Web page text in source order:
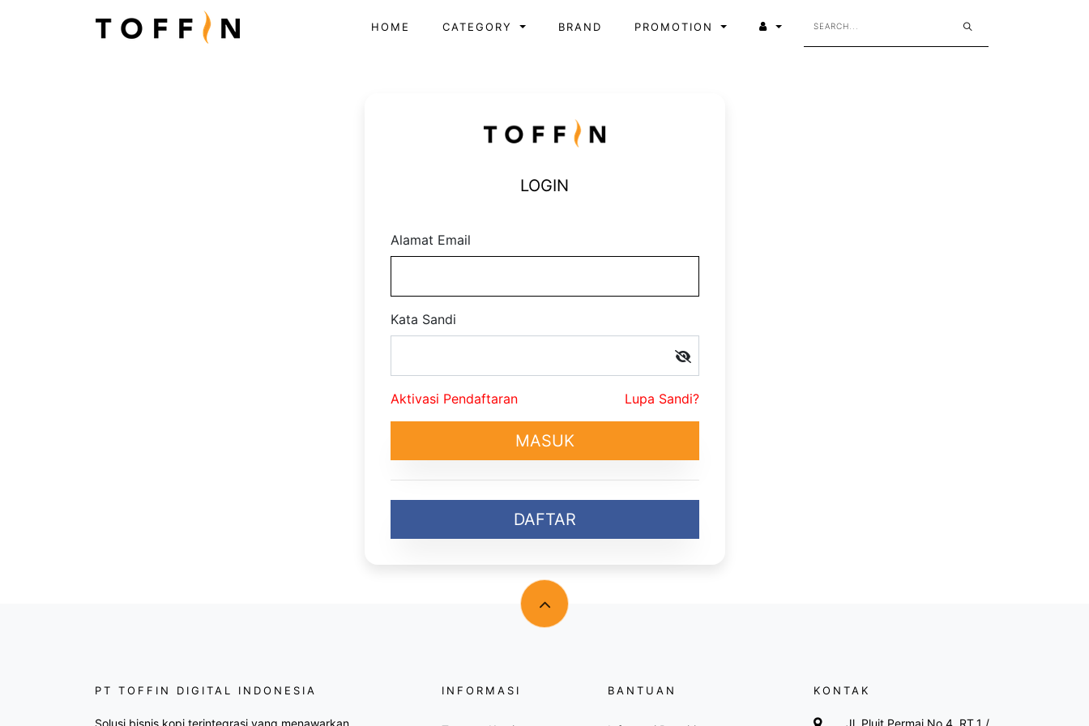
HOME CATEGORY BRAND PROMOTION
LOGIN
Alamat Email
Kata Sandi
Aktivasi Pendaftaran Lupa Sandi?
MASUK
DAFTAR
PT TOFFIN DIGITAL INDONESIA
Solusi bisnis kopi terintegrasi yang menawarkan
INFORMASI BANTUAN KONTAK
Jl. Pluit Permai No.4, RT.1 /